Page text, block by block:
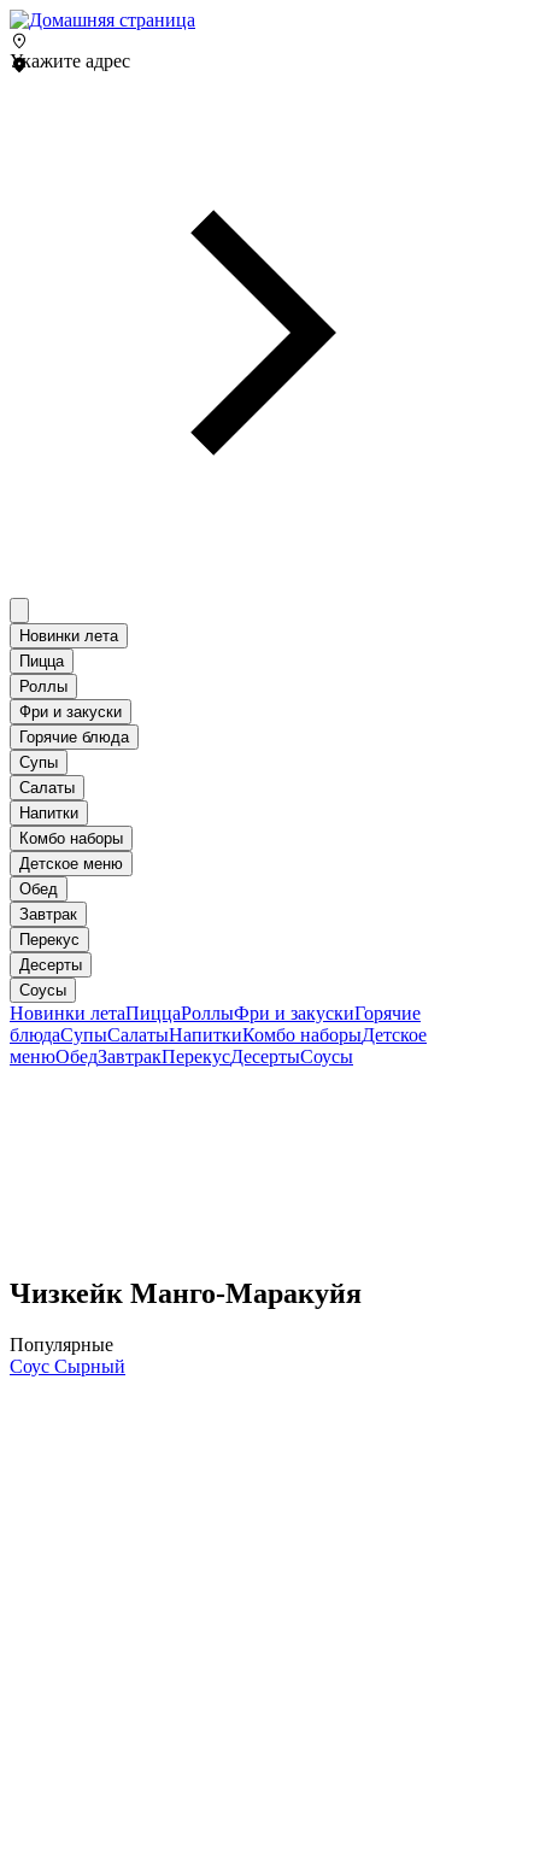
Укажите адрес
Новинки лета
Пицца
Роллы
Фри и закуски
Горячие блюда
Супы
Салаты
Напитки
Комбо наборы
Детское меню
Обед
Завтрак
Перекус
Десерты
Соусы
Новинки летаПиццаРоллыФри и закускиГорячие
блюдаСупыСалатыНапиткиКомбо наборыДетское
менюОбедЗавтракПерекусДесертыСоусы
Чизкейк Манго-Маракуйя
Популярные
Соус Сырный